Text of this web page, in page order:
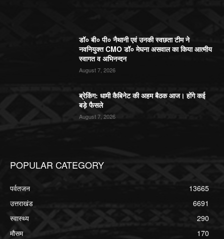
डॉ० बी० पी० नैथानी एवं उनकी स्वछता टीम ने
नवनियुक्त CMO डॉ० मेघना असवाल का किया आत्मीय
स्वागत व अभिनन्दन
August 7, 2026
ब्रेकिंग: धामी कैबिनेट की अहम बैठक आज। होंगे कई
बड़े फैसले
August 7, 2026
POPULAR CATEGORY
पर्वतजन
13665
उत्तराखंड
6691
स्वास्थ्य
290
मौसम
170